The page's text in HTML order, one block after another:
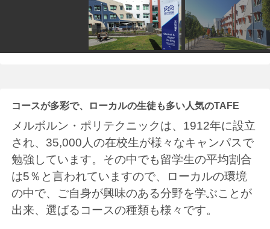
コースが多彩で、ローカルの生徒も多い人気のTAFE
メルボルン・ポリテクニックは、1912年に設立
され、35,000人の在校生が様々なキャンパスで
勉強しています。その中でも留学生の平均割合
は5％と言われていますので、ローカルの環境
の中で、ご自身が興味のある分野を学ぶことが
出来、選ばるコースの種類も様々です。